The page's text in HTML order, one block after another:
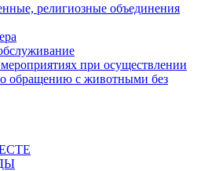
религиозные объединения
при осуществлении
обращению с животными без